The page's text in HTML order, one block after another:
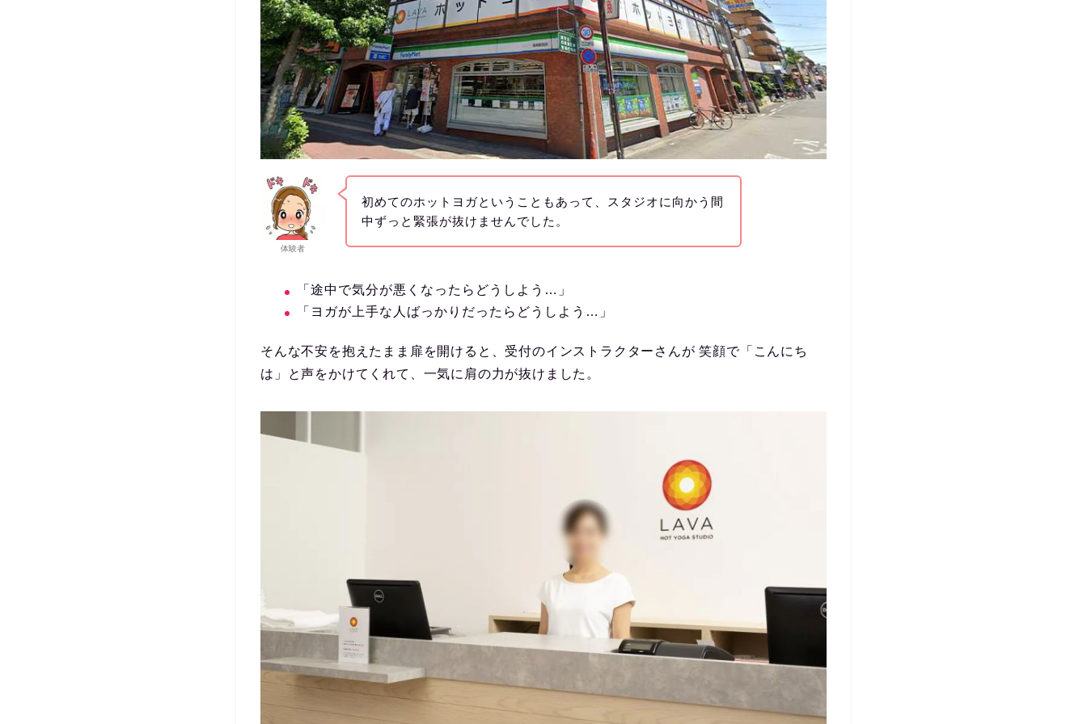
体験者
初めてのホットヨガということもあって、スタジオに向かう間
中ずっと緊張が抜けませんでした。
「途中で気分が悪くなったらどうしよう…」
「ヨガが上手な人ばっかりだったらどうしよう…」
そんな不安を抱えたまま扉を開けると、受付のインストラクターさんが 笑顔で「こんにち
は」と声をかけてくれて、一気に肩の力が抜けました。